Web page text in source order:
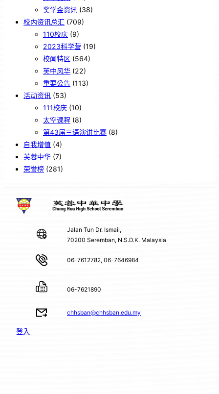
奖学金资讯 (38)
校内资讯总汇 (709)
110校庆 (9)
2023科学营 (19)
校闻特区 (564)
芙中风华 (22)
重要公告 (113)
活动资讯 (53)
111校庆 (10)
太空课程 (8)
第43届三语演讲比赛 (8)
自我增值 (4)
芙蓉中华 (7)
荣誉榜 (281)
Jalan Tun Dr. Ismail,
70200 Seremban, N.S.D.K. Malaysia
06-7612782, 06-7646984
06-7621890
chhsban@chhsban.edu.my
登入